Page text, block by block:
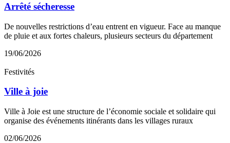
Arrêté sécheresse
De nouvelles restrictions d’eau entrent en vigueur. Face au manque
de pluie et aux fortes chaleurs, plusieurs secteurs du département
19/06/2026
Festivités
Ville à joie
Ville à Joie est une structure de l’économie sociale et solidaire qui
organise des événements itinérants dans les villages ruraux
02/06/2026